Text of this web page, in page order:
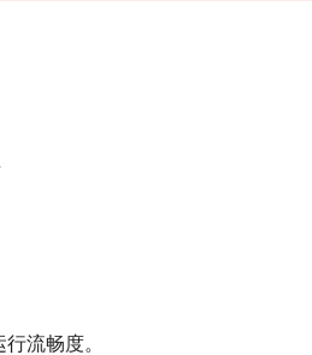
流畅度。